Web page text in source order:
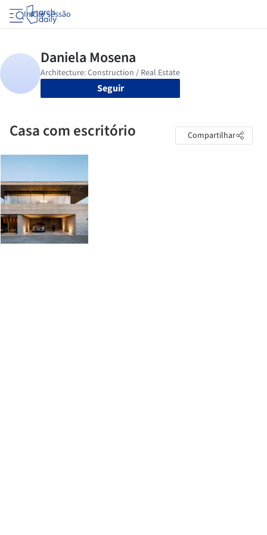
Iniciar sessão
Seguir
Casa com escritório Compartilhar